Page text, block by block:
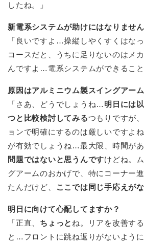
したね。」
新電系システムが助けにはなりませ
「良いですよ…操縦しやくすくはな
コースだと、うちに足りないのはメ
んですよ…電系システムができること
原因はアルミニウム製スイングアー
「さあ、どうでしょうね… 明日には
つと比較検討してみるつもりですが
ョンで明確にするのは厳しいですよ
が有効でしょうね…最大限、時間が
問題ではないと思うんですけどね。
グアームのおかげで、特にコーナー
たんだけど、 ここでは同じ手応えが
明日に向けて心配してますか？
「正直、 ちょっと ね。リアを改善す
と…フロントに跳ね返りがないよう